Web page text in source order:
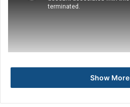
Show More